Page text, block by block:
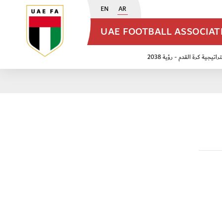
EN AR
UAE FOOTBALL
كرة القدم - رؤية 2038